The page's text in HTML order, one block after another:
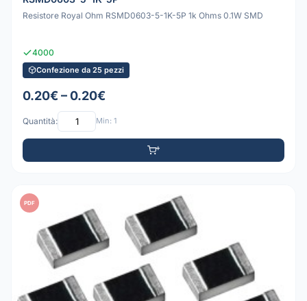
Resistore Royal Ohm RSMD0603-5-1K-5P 1k Ohms 0.1W SMD
4000
Confezione da 25 pezzi
0.20€ – 0.20€
Quantità: Min: 1
PDF